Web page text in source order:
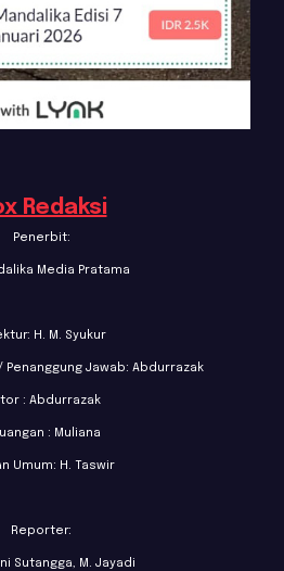
Redaksi
Penerbit:
Media Pratama
H. M. Syukur
Penanggung Jawab: Abdurrazak
: Abdurrazak
: Muliana
Umum: H. Taswir
Reporter:
Sutangga, M. Jayadi